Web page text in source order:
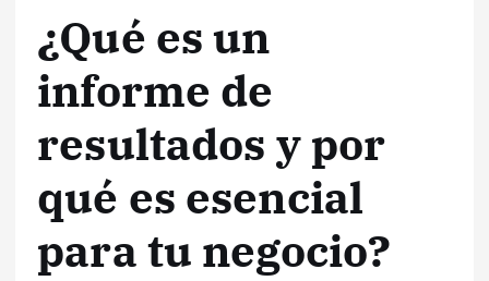
¿Qué es un
informe de
resultados y por
qué es esencial
para tu negocio?